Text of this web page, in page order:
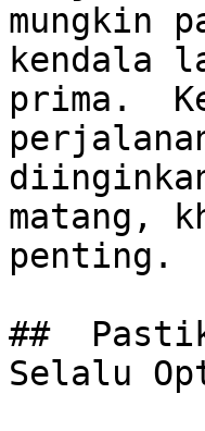
mungkin
kendala
prima.
matang,
penting.
##
Selalu